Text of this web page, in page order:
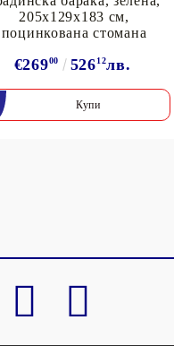
205x129x183 см,
поцинкована стомана
€26900 52612лв.